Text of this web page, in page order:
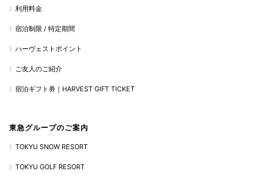
利用料金
宿泊制限 / 特定期間
ハーヴェストポイント
ご友人のご紹介
宿泊ギフト券｜HARVEST GIFT TICKET
東急グループのご案内
TOKYU SNOW RESORT
TOKYU GOLF RESORT